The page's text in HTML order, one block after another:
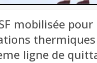
mobilisée pour
ligne de